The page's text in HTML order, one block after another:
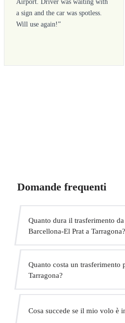
Airport. Driver was waiting with
a sign and the car was spotless.
Will use again!”
Domande frequenti
Quanto dura il trasferimento
Barcellona-El Prat a Tarragona?
Quanto costa un trasferimento
Tarragona?
prezzo fisso immediato. Senza costi
Cosa succede se il mio volo è